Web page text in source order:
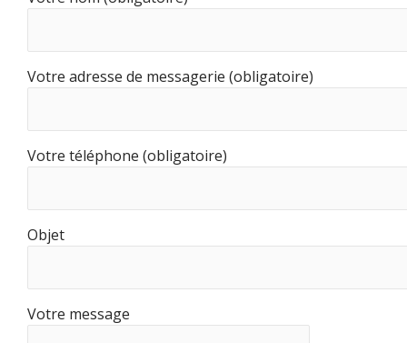
Votre adresse de messagerie (obligatoire)
Votre téléphone (obligatoire)
Objet
Votre message